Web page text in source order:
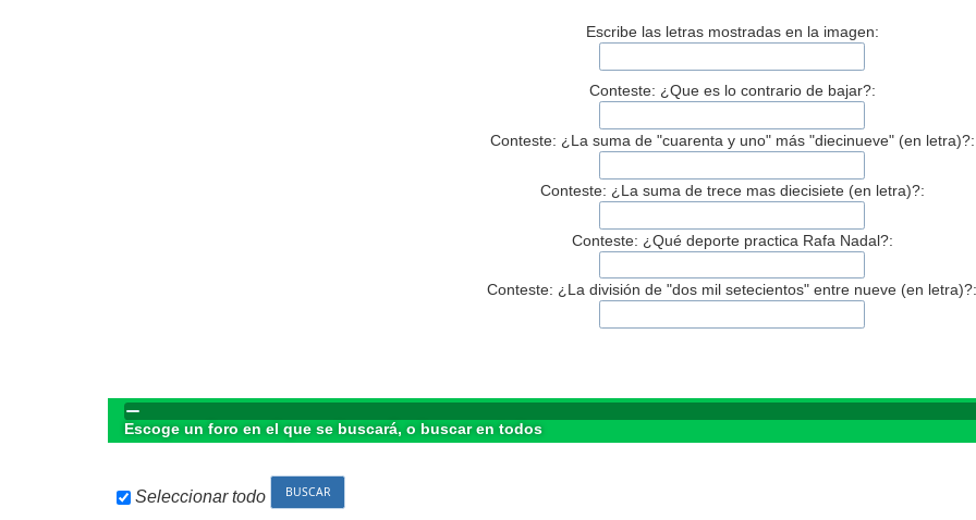
Escribe las letras mostradas en la imagen:
Conteste: ¿Que es lo contrario de bajar?:
Conteste: ¿La suma de "cuarenta y uno" más "diecinueve" (en letra)?:
Conteste: ¿La suma de trece mas diecisiete (en letra)?:
Conteste: ¿Qué deporte practica Rafa Nadal?:
Conteste: ¿La división de "dos mil setecientos" entre nueve (en letra)?:
Escoge un foro en el que se buscará, o buscar en todos
Seleccionar todo